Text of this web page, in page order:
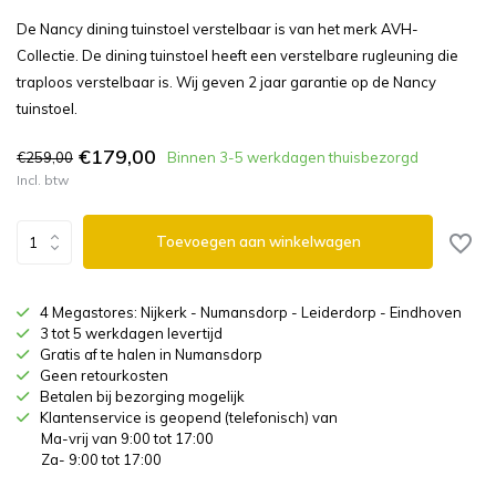
De Nancy dining tuinstoel verstelbaar is van het merk AVH-
Collectie. De dining tuinstoel heeft een verstelbare rugleuning die
traploos verstelbaar is. Wij geven 2 jaar garantie op de Nancy
tuinstoel.
€259,00 €179,00 Binnen 3-5 werkdagen thuisbezorgd
Incl. btw
Toevoegen aan winkelwagen
4 Megastores: Nijkerk - Numansdorp - Leiderdorp - Eindhoven
3 tot 5 werkdagen levertijd
Gratis af te halen in Numansdorp
Geen retourkosten
Betalen bij bezorging mogelijk
Klantenservice is geopend (telefonisch) van
Ma-vrij van 9:00 tot 17:00
Za- 9:00 tot 17:00